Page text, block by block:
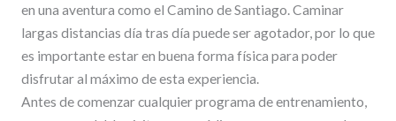
en una aventura como el Camino de Santiago. Caminar
largas distancias día tras día puede ser agotador, por lo que
es importante estar en buena forma física para poder
disfrutar al máximo de esta experiencia.
Antes de comenzar cualquier programa de entrenamiento,